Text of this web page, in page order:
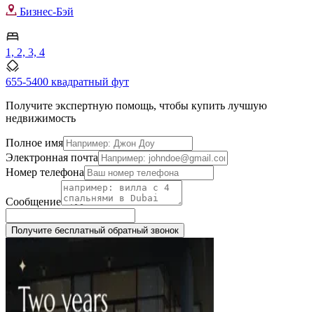
Бизнес-Бэй
1, 2, 3, 4
655-5400 квадратный фут
Получите экспертную помощь, чтобы купить лучшую
недвижимость
Полное имя
Электронная почта
Номер телефона
Сообщение
Получите бесплатный обратный звонок